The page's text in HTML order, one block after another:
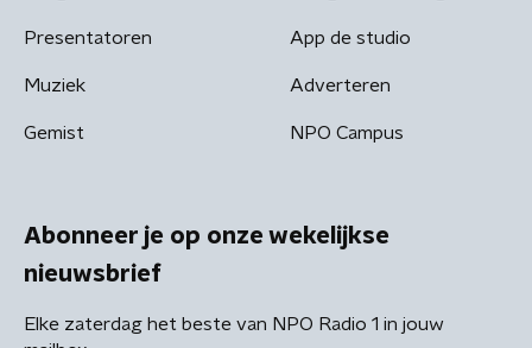
Presentatoren
Muziek
Gemist
App de studio
Adverteren
NPO Campus
Abonneer je op onze wekelijkse
nieuwsbrief
Elke zaterdag het beste van NPO Radio 1 in jouw